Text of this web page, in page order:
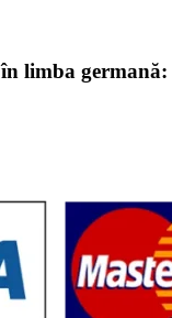
limba germană: